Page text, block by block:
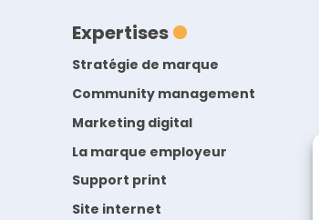
Expertises
Stratégie de marque
Community management
Marketing digital
La marque employeur
Support print
Site internet